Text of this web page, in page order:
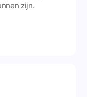
zijn.